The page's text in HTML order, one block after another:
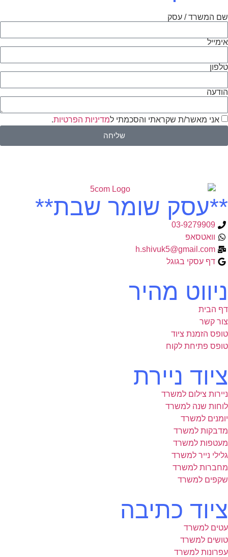
שם המשרד / עסק
אימייל
טלפון
הודעה
אני מאשר/ת שקראתי והסכמתי למדיניות הפרטיות.
שליחה
**עסק שומר שבת**
03-9279909
וואטסאפ
h.shivuk5@gmail.com
דף עסקי בגוגל
ניווט מהיר
דף הבית
צור קשר
טופס הזמנת ציוד
טופס פתיחת לקוח
ציוד ניירת
ניירות צילום למשרד
לוחות שנה למשרד
יומנים למשרד
מדבקות למשרד
מעטפות למשרד
גלילי נייר למשרד
מחברות למשרד
שקפים למשרד
ציוד כתיבה
עטים למשרד
טושים למשרד
עפרונות למשרד